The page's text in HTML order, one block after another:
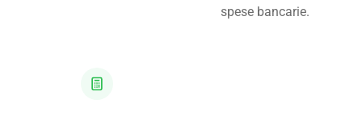
spese bancarie.